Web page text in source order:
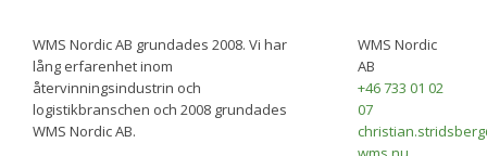
WMS Nordic AB grundades 2008. Vi har
lång erfarenhet inom
återvinningsindustrin och
logistikbranschen och 2008 grundades
WMS Nordic AB.
WMS Nordic
AB
+46 733 01 02
07